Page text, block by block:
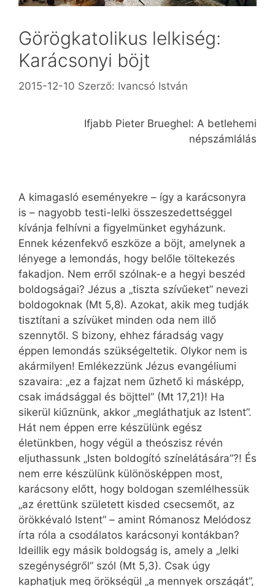
Görögkatolikus lelkiség:
Karácsonyi böjt
2015-12-10 Szerző: Ivancsó István
Ifjabb Pieter Brueghel: A betlehemi
népszámlálás
A kimagasló eseményekre – így a karácsonyra
is – nagyobb testi-lelki összeszedettséggel
kívánja felhívni a figyelmünket egyházunk.
Ennek kézenfekvő eszköze a böjt, amelynek a
lényege a lemondás, hogy belőle töltekezés
fakadjon. Nem erről szólnak-e a hegyi beszéd
boldogságai? Jézus a „tiszta szívűeket” nevezi
boldogoknak (Mt 5,8). Azokat, akik meg tudják
tisztítani a szívüket minden oda nem illő
szennytől. S bizony, ehhez fáradság vagy
éppen lemondás szükségeltetik. Olykor nem is
akármilyen! Emlékezzünk Jézus evangéliumi
szavaira: „ez a fajzat nem űzhető ki másképp,
csak imádsággal és böjttel” (Mt 17,21)! Ha
sikerül kiűznünk, akkor „megláthatjuk az Istent”.
Hát nem éppen erre készülünk egész
életünkben, hogy végül a theószisz révén
eljuthassunk „Isten boldogító színelátására”?! És
nem erre készülünk különösképpen most,
karácsony előtt, hogy boldogan szemlélhessük
„az érettünk született kisded csecsemőt, az
örökkévaló Istent” – amint Rómanosz Melódosz
írta róla a csodálatos karácsonyi kontákban?
Ideillik egy másik boldogság is, amely a „lelki
szegénységről” szól (Mt 5,3). Csak úgy
kaphatjuk meg örökségül „a mennyek országát”,